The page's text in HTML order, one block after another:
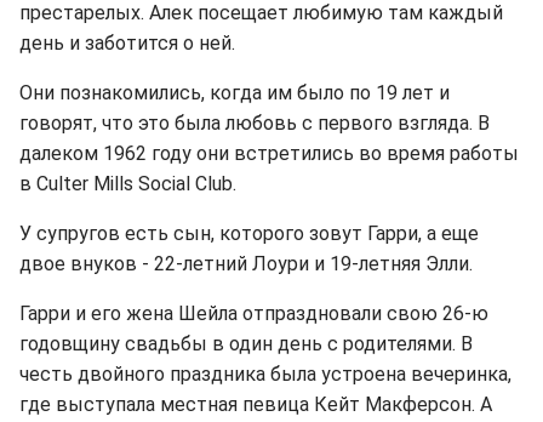
престарелых. Алек посещает любимую там каждый
день и заботится о ней.
Они познакомились, когда им было по 19 лет и
говорят, что это была любовь с первого взгляда. В
далеком 1962 году они встретились во время работы
в Culter Mills Social Club.
У супругов есть сын, которого зовут Гарри, а еще
двое внуков - 22-летний Лоури и 19-летняя Элли.
Гарри и его жена Шейла отпраздновали свою 26-ю
годовщину свадьбы в один день с родителями. В
честь двойного праздника была устроена вечеринка,
где выступала местная певица Кейт Макферсон. А